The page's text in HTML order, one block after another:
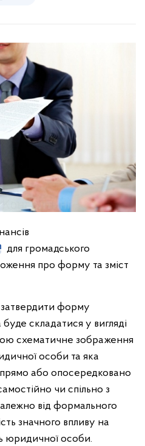
для громадського
про форму та зміст
форму
складатися у вигляді
схематичне зображення
особи та яка
прямо або опосередковано
чи спільно з
від формального
значного впливу на
юридичної особи.